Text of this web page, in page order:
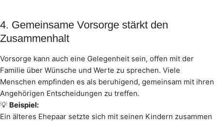
4. Gemeinsame Vorsorge stärkt den
Zusammenhalt
Vorsorge kann auch eine Gelegenheit sein, offen mit der
Familie über Wünsche und Werte zu sprechen. Viele
Menschen empfinden es als beruhigend, gemeinsam mit ihren
Angehörigen Entscheidungen zu treffen.
💡 Beispiel:
Ein älteres Ehepaar setzte sich mit seinen Kindern zusammen